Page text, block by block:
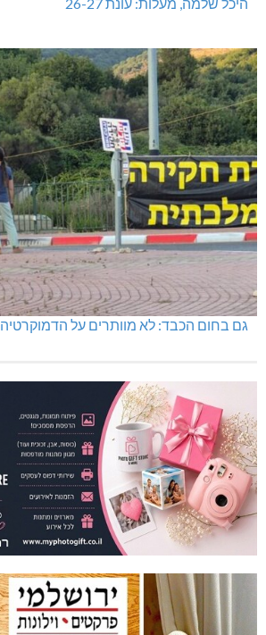
גם בחום הכבד: לא מוותרים על הדמוקרטיה